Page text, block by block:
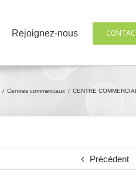
Rejoignez-nous
/ Centres commerciaux / CENTRE
Précédent